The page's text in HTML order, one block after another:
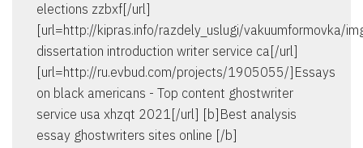
elections zzbxf[/url]
[url=http://kipras.info/razdely_uslugi/vakuumformovka/
dissertation introduction writer service ca[/url]
[url=http://ru.evbud.com/projects/1905055/]Essays
on black americans - Top content ghostwriter
service usa xhzqt 2021[/url] [b]Best analysis
essay ghostwriters sites online [/b]